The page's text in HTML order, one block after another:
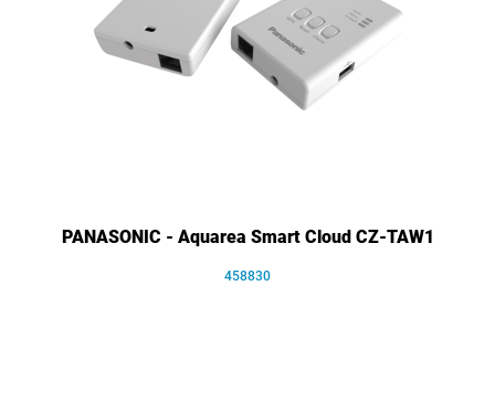
PANASONIC - Aquarea Smart Cloud CZ-TAW1
458830